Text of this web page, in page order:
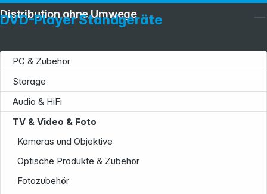
DVD-Player Standgeräte
PC & Zubehör
Storage
Audio & HiFi
TV & Video & Foto
Kameras und Objektive
Optische Produkte & Zubehör
Fotozubehör
Distribution ohne Umwege
Service